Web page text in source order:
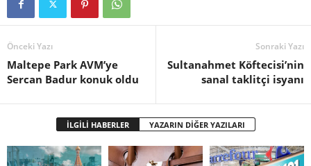
Önceki Yazı
Maltepe Park AVM’ye
Sercan Badur konuk oldu
Sonraki Yazı
Sultanahmet Köftecisi’nin
sanal taklitçi isyanı
İLGİLİ HABERLER YAZARIN DİĞER YAZILARI